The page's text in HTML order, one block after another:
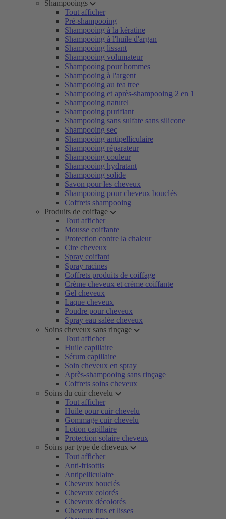
Shampooings
Tout afficher
Pré-shampooing
Shampooing à la kératine
Shampooing à l'huile d'argan
Shampooing lissant
Shampooing volumateur
Shampooing pour hommes
Shampooing à l'argent
Shampooing au tea tree
Shampooing et après-shampooing 2 en 1
Shampooing naturel
Shampooing purifiant
Shampooing sans sulfate sans silicone
Shampooing sec
Shampooing antipelliculaire
Shampooing réparateur
Shampooing couleur
Shampooing hydratant
Shampooing solide
Savon pour les cheveux
Shampooing pour cheveux bouclés
Coffrets shampooing
Produits de coiffage
Tout afficher
Mousse coiffante
Protection contre la chaleur
Cire cheveux
Spray coiffant
Spray racines
Coffrets produits de coiffage
Crème cheveux et crème coiffante
Gel cheveux
Laque cheveux
Poudre pour cheveux
Spray eau salée cheveux
Soins cheveux sans rinçage
Tout afficher
Huile capillaire
Sérum capillaire
Soin cheveux en spray
Après-shampooing sans rinçage
Coffrets soins cheveux
Soins du cuir chevelu
Tout afficher
Huile pour cuir chevelu
Gommage cuir chevelu
Lotion capillaire
Protection solaire cheveux
Soins par type de cheveux
Tout afficher
Anti-frisottis
Antipelliculaire
Cheveux bouclés
Cheveux colorés
Cheveux décolorés
Cheveux fins et lisses